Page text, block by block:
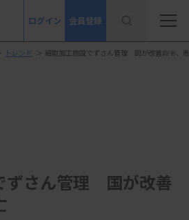
ログイン 会員登録
＞ トレンド ＞ 細胞加工施設でずさん管理 国が改善命令、
ずさん管理 国が改善